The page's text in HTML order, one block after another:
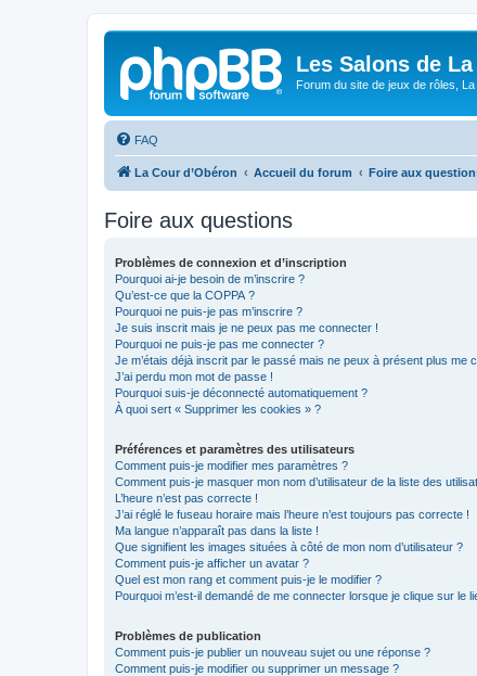
Les Salons de
Forum du site de jeux de rôles, La
FAQ
La Cour d’Obéron Accueil du forum Foire aux
Foire aux questions
Problèmes de connexion et d’inscription
Pourquoi ai-je besoin de m’inscrire ?
Qu’est-ce que la COPPA ?
Pourquoi ne puis-je pas m’inscrire ?
Je suis inscrit mais je ne peux pas me connecter !
Pourquoi ne puis-je pas me connecter ?
Je m’étais déjà inscrit par le passé mais ne peux à présent plus me
J’ai perdu mon mot de passe !
Pourquoi suis-je déconnecté automatiquement ?
À quoi sert « Supprimer les cookies » ?
Préférences et paramètres des utilisateurs
Comment puis-je modifier mes paramètres ?
Comment puis-je masquer mon nom d’utilisateur de la liste des
L’heure n’est pas correcte !
J’ai réglé le fuseau horaire mais l’heure n’est toujours pas correcte !
Ma langue n’apparaît pas dans la liste !
Que signifient les images situées à côté de mon nom d’utilisateur ?
Comment puis-je afficher un avatar ?
Quel est mon rang et comment puis-je le modifier ?
Pourquoi m’est-il demandé de me connecter lorsque je clique sur le
Problèmes de publication
Comment puis-je publier un nouveau sujet ou une réponse ?
Comment puis-je modifier ou supprimer un message ?